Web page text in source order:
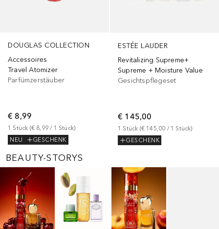
DOUGLAS COLLECTION
Accessoires
Travel Atomizer
Parfümzerstäuber
€ 8,99
1 Stück (€ 8,99 / 1 Stück)
NEU
GESCHENK
ESTÉE LAUDER
Revitalizing Supreme+
Supreme + Moisture Value
Gesichtspflegeset
€ 145,00
1 Stück (€ 145,00 / 1 Stück)
GESCHENK
BEAUTY-STORYS
Überspringen